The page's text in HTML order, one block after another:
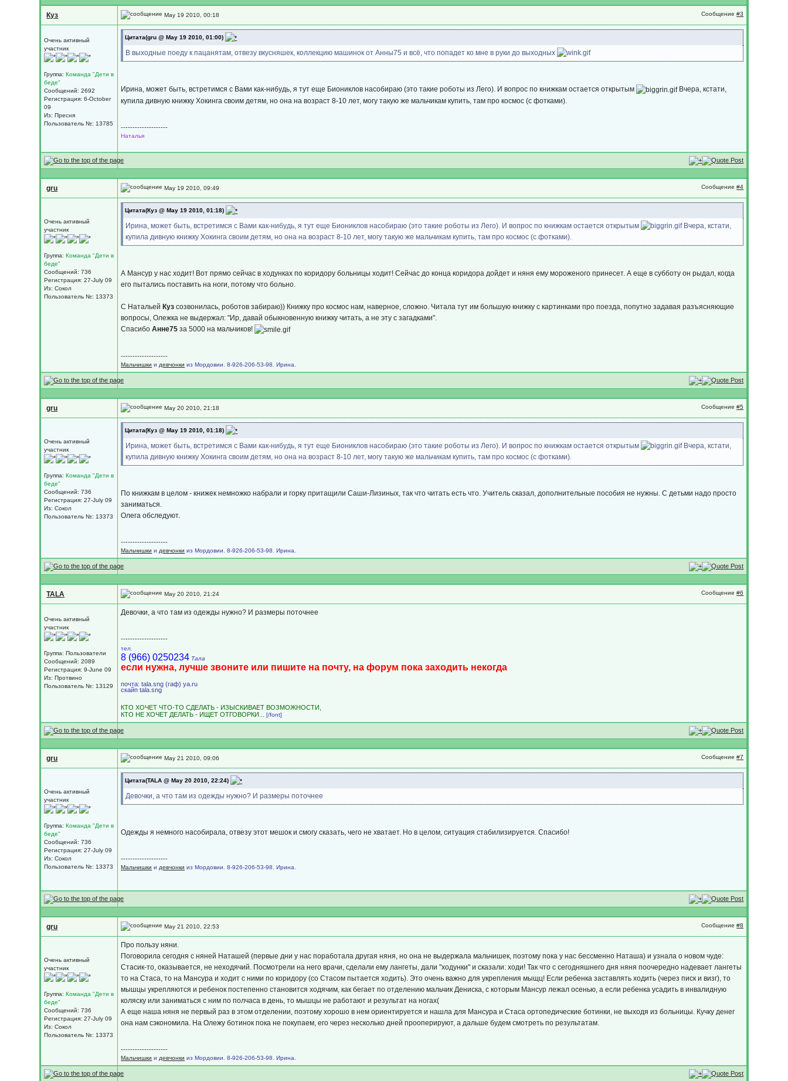
Куз May 19 2010, 00:18 Сообщение#3
Очень активный
участник
Группа:Команда "Дети в
беде"
Сообщений: 2692
Регистрация: 6-October
09
Из: Пресня
Пользователь №: 13785
Цитата(gru @ May 19 2010, 01:00)
В выходные поеду к пацанятам, отвезу вкусняшек, коллекцию машинок от Анны75 и всё, что попадет ко мне в руки до выходных
Ирина, может быть, встретимся с Вами как-нибудь, я тут еще Биониклов насобираю (это такие роботы из Лего). И вопрос по книжкам остается открытым
Вчера, кстати,
купила дивную книжку Хокинга своим детям, но она на возраст 8-10 лет, могу такую же мальчикам купить, там про космос (с фотками).
--------------------
Наталья
gru May 19 2010, 09:49 Сообщение#4
Очень активный
участник
Группа:Команда "Дети в
беде"
Сообщений: 736
Регистрация: 27-July 09
Из: Сокол
Пользователь №: 13373
Цитата(Куз @ May 19 2010, 01:18)
Ирина, может быть, встретимся с Вами как-нибудь, я тут еще Биониклов насобираю (это такие роботы из Лего). И вопрос по книжкам остается открытым
Вчера, кстати,
купила дивную книжку Хокинга своим детям, но она на возраст 8-10 лет, могу такую же мальчикам купить, там про космос (с фотками).
А Мансур у нас ходит! Вот прямо сейчас в ходунках по коридору больницы ходит! Сейчас до конца коридора дойдет и няня ему мороженого принесет. А еще в субботу он рыдал, когда
его пытались поставить на ноги, потому что больно.
С Натальей Куз созвонилась, роботов забираю)) Книжку про космос нам, наверное, сложно. Читала тут им большую книжку с картинками про поезда, попутно задавая разъясняющие
вопросы, Олежка не выдержал: "Ир, давай обыкновенную книжку читать, а не эту с загадками".
СпасибоАнне75 за 5000 на мальчиков!
--------------------
Мальчишки и девчонки из Мордовии. 8-926-206-53-98. Ирина.
gru May 20 2010, 21:18 Сообщение#5
Очень активный
участник
Группа:Команда "Дети в
беде"
Сообщений: 736
Регистрация: 27-July 09
Из: Сокол
Пользователь №: 13373
Цитата(Куз @ May 19 2010, 01:18)
Ирина, может быть, встретимся с Вами как-нибудь, я тут еще Биониклов насобираю (это такие роботы из Лего). И вопрос по книжкам остается открытым
Вчера, кстати,
купила дивную книжку Хокинга своим детям, но она на возраст 8-10 лет, могу такую же мальчикам купить, там про космос (с фотками).
По книжкам в целом - книжек немножко набрали и горку притащили Саши-Лизиных, так что читать есть что. Учитель сказал, дополнительные пособия не нужны. С детьми надо просто
заниматься.
Олега обследуют.
--------------------
Мальчишки и девчонки из Мордовии. 8-926-206-53-98. Ирина.
TALA May 20 2010, 21:24 Сообщение#6
Очень активный
участник
Группа: Пользователи
Сообщений: 2089
Регистрация: 9-June 09
Из: Протвино
Пользователь №: 13129
Девочки, а что там из одежды нужно? И размеры поточнее
--------------------
тел.
8 (966) 0250234 Тала
если нужна, лучше звоните или пишите на почту, на форум пока заходить некогда
почта: tala.sng (гаф) ya.ru
скайп tala.sng
КТО ХОЧЕТ ЧТО-ТО СДЕЛАТЬ - ИЗЫСКИВАЕТ ВОЗМОЖНОСТИ,
КТО НЕ ХОЧЕТ ДЕЛАТЬ - ИЩЕТ ОТГОВОРКИ...[/font]
gru May 21 2010, 09:06 Сообщение#7
Очень активный
участник
Группа:Команда "Дети в
беде"
Сообщений: 736
Регистрация: 27-July 09
Из: Сокол
Пользователь №: 13373
Цитата(TALA @ May 20 2010, 22:24)
Девочки, а что там из одежды нужно? И размеры поточнее
Одежды я немного насобирала, отвезу этот мешок и смогу сказать, чего не хватает. Но в целом, ситуация стабилизируется. Спасибо!
--------------------
Мальчишки и девчонки из Мордовии. 8-926-206-53-98. Ирина.
gru May 21 2010, 22:53 Сообщение#8
Очень активный
участник
Группа:Команда "Дети в
беде"
Сообщений: 736
Регистрация: 27-July 09
Из: Сокол
Пользователь №: 13373
Про пользу няни.
Поговорила сегодня с няней Наташей (первые дни у нас поработала другая няня, но она не выдержала мальчишек, поэтому пока у нас бессменно Наташа) и узнала о новом чуде:
Стасик-то, оказывается, не неходячий. Посмотрели на него врачи, сделали ему лангеты, дали "ходунки" и сказали: ходи! Так что с сегодняшнего дня няня поочередно надевает лангеты
то на Стаса, то на Мансура и ходит с ними по коридору (со Стасом пытается ходить). Это очень важно для укрепления мыщц! Если ребенка заставлять ходить (через писк и визг), то
мышцы укрепляются и ребенок постепенно становится ходячим, как бегает по отделению мальчик Дениска, с которым Мансур лежал осенью, а если ребенка усадить в инвалидную
коляску или заниматься с ним по полчаса в день, то мышцы не работают и результат на ногах(
А еще наша няня не первый раз в этом отделении, поэтому хорошо в нем ориентируется и нашла для Мансура и Стаса ортопедические ботинки, не выходя из больницы. Кучку денег
она нам сэкономила. На Олежу ботинок пока не покупаем, его через несколько дней прооперируют, а дальше будем смотреть по результатам.
--------------------
Мальчишки и девчонки из Мордовии. 8-926-206-53-98. Ирина.